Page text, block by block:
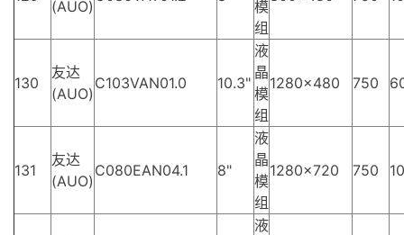
(AUO)
模
组
130
友达
(AUO)
C103VAN01.0 10.3"
液
晶
模
组
1280×480 750
131
友达
(AUO)
C080EAN04.1 8"
液
晶
模
组
1280×720 750
液